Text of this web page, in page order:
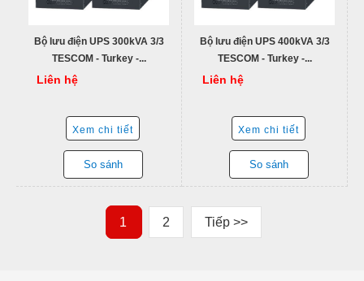
Bộ lưu điện UPS 300kVA 3/3
TESCOM - Turkey -...
Liên hệ
Xem chi tiết
So sánh
Bộ lưu điện UPS 400kVA 3/3
TESCOM - Turkey -...
Liên hệ
Xem chi tiết
So sánh
1 2 Tiếp >>